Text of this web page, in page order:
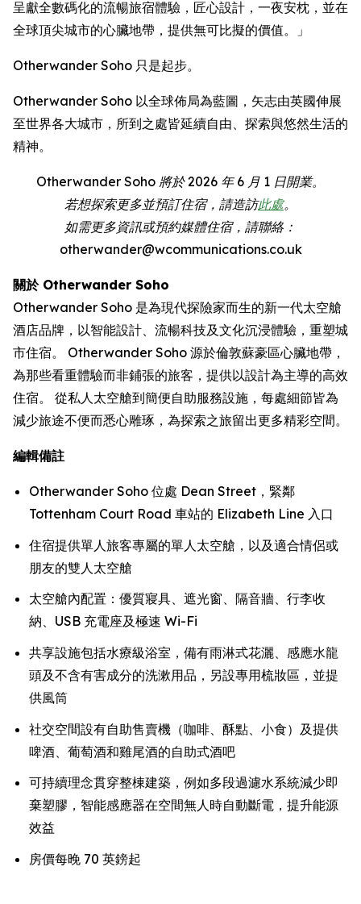
呈獻全數碼化的流暢旅宿體驗，匠心設計，一夜安枕，並在
全球頂尖城市的心臟地帶，提供無可比擬的價值。」
Otherwander Soho 只是起步。
Otherwander Soho 以全球佈局為藍圖，矢志由英國伸展
至世界各大城市，所到之處皆延續自由、探索與悠然生活的
精神。
Otherwander Soho 將於 2026 年 6 月 1 日開業。
若想探索更多並預訂住宿，請造訪此處。
如需更多資訊或預約媒體住宿，請聯絡：
otherwander@wcommunications.co.uk
關於 Otherwander Soho
Otherwander Soho 是為現代探險家而生的新一代太空艙
酒店品牌，以智能設計、流暢科技及文化沉浸體驗，重塑城
市住宿。 Otherwander Soho 源於倫敦蘇豪區心臟地帶，
為那些看重體驗而非鋪張的旅客，提供以設計為主導的高效
住宿。 從私人太空艙到簡便自助服務設施，每處細節皆為
減少旅途不便而悉心雕琢，為探索之旅留出更多精彩空間。
編輯備註
Otherwander Soho 位處 Dean Street，緊鄰
Tottenham Court Road 車站的 Elizabeth Line 入口
住宿提供單人旅客專屬的單人太空艙，以及適合情侶或
朋友的雙人太空艙
太空艙內配置：優質寢具、遮光窗、隔音牆、行李收
納、USB 充電座及極速 Wi-Fi
共享設施包括水療級浴室，備有雨淋式花灑、感應水龍
頭及不含有害成分的洗漱用品，另設專用梳妝區，並提
供風筒
社交空間設有自助售賣機（咖啡、酥點、小食）及提供
啤酒、葡萄酒和雞尾酒的自助式酒吧
可持續理念貫穿整棟建築，例如多段過濾水系統減少即
棄塑膠，智能感應器在空間無人時自動斷電，提升能源
效益
房價每晚 70 英鎊起